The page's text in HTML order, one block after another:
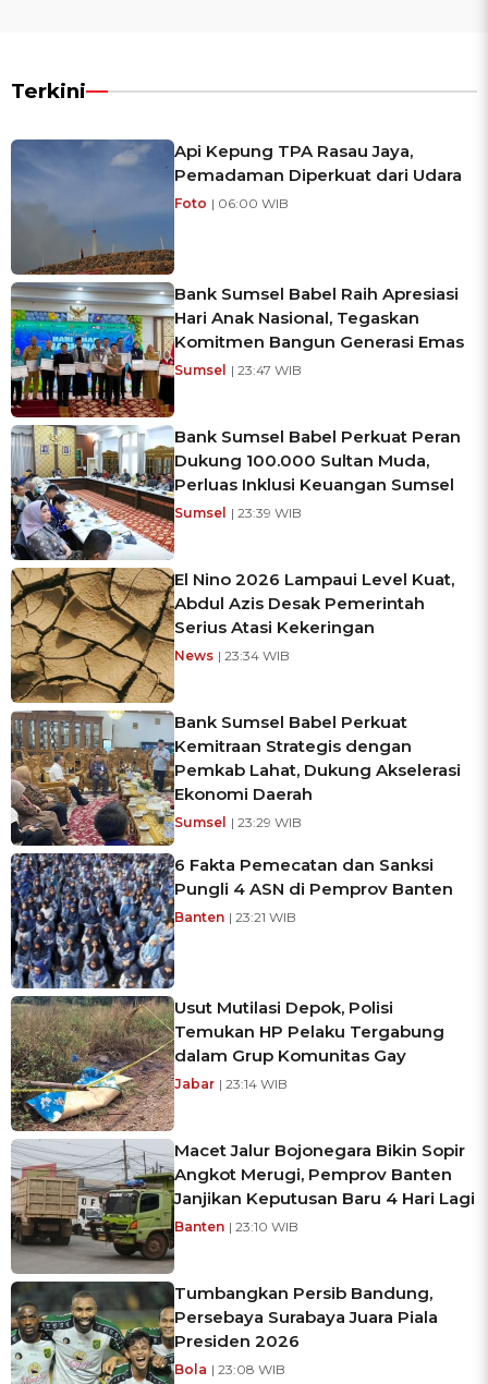
Terkini
Api Kepung TPA Rasau Jaya,
Pemadaman Diperkuat dari Udara
Foto | 06:00 WIB
Bank Sumsel Babel Raih Apresiasi
Hari Anak Nasional, Tegaskan
Komitmen Bangun Generasi Emas
Sumsel | 23:47 WIB
Bank Sumsel Babel Perkuat Peran
Dukung 100.000 Sultan Muda,
Perluas Inklusi Keuangan Sumsel
Sumsel | 23:39 WIB
El Nino 2026 Lampaui Level Kuat,
Abdul Azis Desak Pemerintah
Serius Atasi Kekeringan
News | 23:34 WIB
Bank Sumsel Babel Perkuat
Kemitraan Strategis dengan
Pemkab Lahat, Dukung Akselerasi
Ekonomi Daerah
Sumsel | 23:29 WIB
6 Fakta Pemecatan dan Sanksi
Pungli 4 ASN di Pemprov Banten
Banten | 23:21 WIB
Usut Mutilasi Depok, Polisi
Temukan HP Pelaku Tergabung
dalam Grup Komunitas Gay
Jabar | 23:14 WIB
Macet Jalur Bojonegara Bikin Sopir
Angkot Merugi, Pemprov Banten
Janjikan Keputusan Baru 4 Hari Lagi
Banten | 23:10 WIB
Tumbangkan Persib Bandung,
Persebaya Surabaya Juara Piala
Presiden 2026
Bola | 23:08 WIB